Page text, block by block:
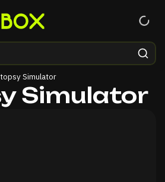
Simulator
Simulator